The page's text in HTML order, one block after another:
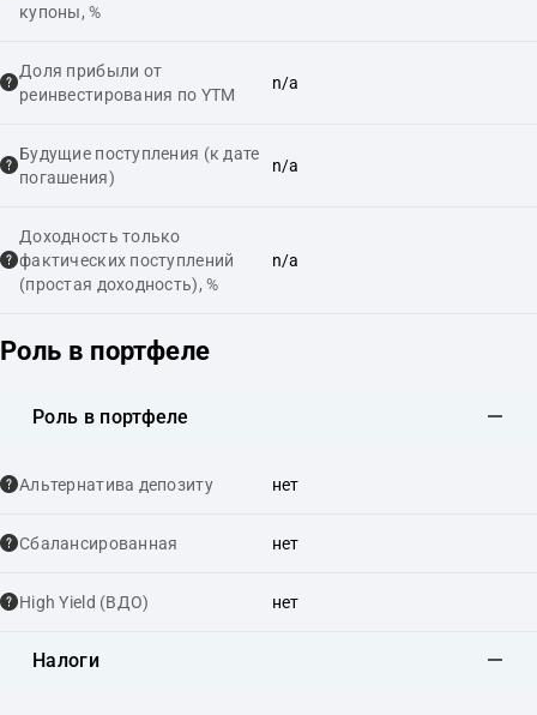
купоны, %
Доля прибыли от
реинвестирования по YTM
n/a
Будущие поступления (к дате
погашения)
n/a
Доходность только
фактических поступлений
(простая доходность), %
n/a
Роль в портфеле
Роль в портфеле
Альтернатива депозиту нет
Сбалансированная нет
High Yield (ВДО) нет
Налоги